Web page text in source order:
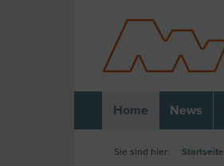
Home News
Startseite